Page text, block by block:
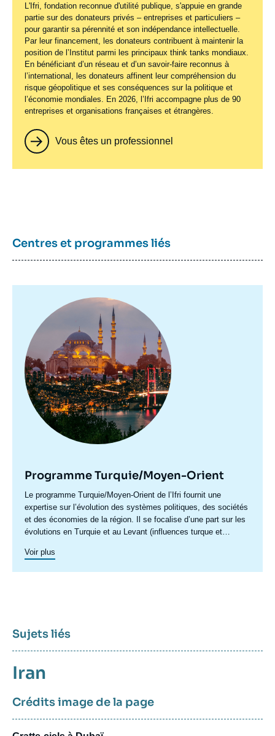
L'Ifri, fondation reconnue d'utilité publique, s'appuie en grande
partie sur des donateurs privés – entreprises et particuliers –
pour garantir sa pérennité et son indépendance intellectuelle.
Par leur financement, les donateurs contribuent à maintenir la
position de l’Institut parmi les principaux think tanks mondiaux.
En bénéficiant d’un réseau et d’un savoir-faire reconnus à
l’international, les donateurs affinent leur compréhension du
risque géopolitique et ses conséquences sur la politique et
l’économie mondiales. En 2026, l’Ifri accompagne plus de 90
entreprises et organisations françaises et étrangères.
Vous êtes un professionnel
Centres et programmes liés
principale
Programme Turquie/Moyen-Orient
Accroche
centre
Le programme Turquie/Moyen-Orient de l’Ifri fournit une
expertise sur l’évolution des systèmes politiques, des sociétés
et des économies de la région. Il se focalise d’une part sur les
évolutions en Turquie et au Levant (influences turque et
recompositions diplomatiques), et également au Maghreb
Voir plus
Sujets liés
Sujets
associés
Iran
Crédits image de la page